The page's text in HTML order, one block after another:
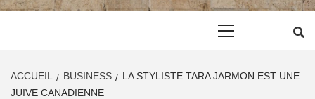
ACCUEIL BUSINESS
LA STYLISTE TARA JARMON EST UNE
JUIVE CANADIENNE